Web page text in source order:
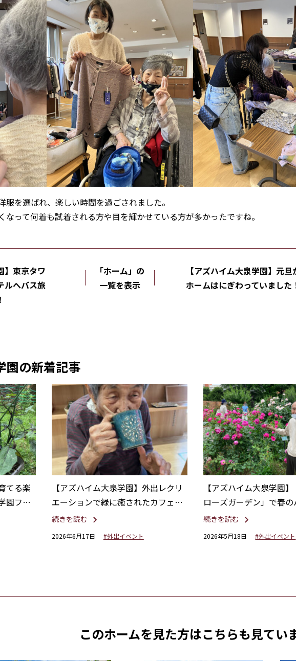
服を選ばれ、楽しい時間を過ごされました。
なって何着も試着される方や目を輝かせている方が多かったですね。
】東京タワ
ルへバス旅
【アズハイム大泉学園】元旦
ホームはにぎわっていました
「ホーム」の
一覧を表示
園の新着記事
てる楽
園ファ
【アズハイム大泉学園】外出レクリ
エーションで緑に癒されたカフェタ
イム
続きを読む
2026年6月17日 #外出イベント
【アズハイム大泉学園
ローズガーデン」で春
続きを読む
2026年5月18日 #外出イベント
このホームを見た方はこちらも見てい